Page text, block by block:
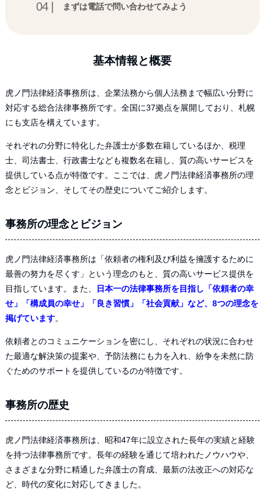
まずは電話で問い合わせてみよう
基本情報と概要
虎ノ門法律経済事務所は、企業法務から個人法務まで幅広い分野に
対応する総合法律事務所です。全国に37拠点を展開しており、札幌
にも支店を構えています。
それぞれの分野に特化した弁護士が多数在籍しているほか、税理
士、司法書士、行政書士なども複数名在籍し、質の高いサービスを
提供している点が特徴です。ここでは、虎ノ門法律経済事務所の理
念とビジョン、そしてその歴史についてご紹介します。
事務所の理念とビジョン
虎ノ門法律経済事務所は「依頼者の権利及び利益を擁護するために
最善の努力を尽くす」という理念のもと、質の高いサービス提供を
目指しています。また、
日本一の法律事務所を目指し「依頼者の幸
せ」「構成員の幸せ」「良き習慣」「社会貢献」など、8つの理念を
掲げています。
依頼者とのコミュニケーションを密にし、それぞれの状況に合わせ
た最適な解決策の提案や、予防法務にも力を入れ、紛争を未然に防
ぐためのサポートを提供しているのが特徴です。
事務所の歴史
虎ノ門法律経済事務所は、昭和47年に設立された長年の実績と経験
を持つ法律事務所です。長年の経験を通じて培われたノウハウや、
さまざまな分野に精通した弁護士の育成、最新の法改正への対応な
ど、時代の変化に対応してきました。